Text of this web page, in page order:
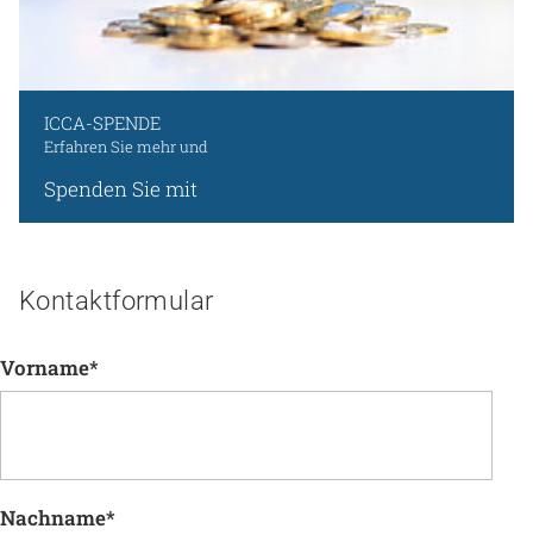
ICCA-SPENDE
Erfahren Sie mehr und
Spenden Sie mit
Kontaktformular
Vorname*
Nachname*